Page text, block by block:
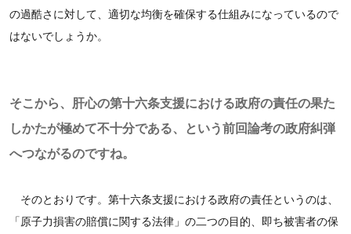
の過酷さに対して、適切な均衡を確保する仕組みになっているので
はないでしょうか。
そこから、肝心の第十六条支援における政府の責任の果た
しかたが極めて不十分である、という前回論考の政府糾弾
へつながるのですね。
そのとおりです。第十六条支援における政府の責任というのは、
「原子力損害の賠償に関する法律」の二つの目的、即ち被害者の保